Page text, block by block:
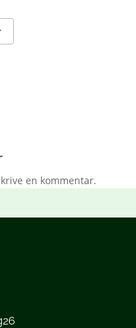
en kommentar.